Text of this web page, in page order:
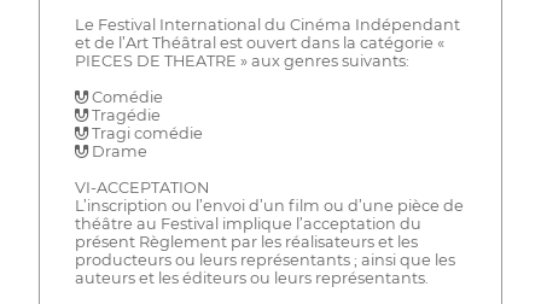
Le Festival International du Cinéma Indépendant
et de l’Art Théâtral est ouvert dans la catégorie «
PIECES DE THEATRE » aux genres suivants:
 Comédie
 Tragédie
 Tragi comédie
 Drame
VI-ACCEPTATION
L’inscription ou l’envoi d’un film ou d’une pièce de
théâtre au Festival implique l’acceptation du
présent Règlement par les réalisateurs et les
producteurs ou leurs représentants ; ainsi que les
auteurs et les éditeurs ou leurs représentants.